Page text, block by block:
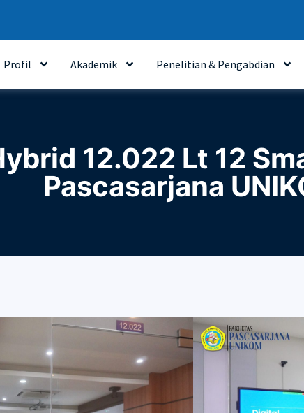
Profil Akademik Penelitian & Pengabdian
12.022 Lt 12
Pascasarjana